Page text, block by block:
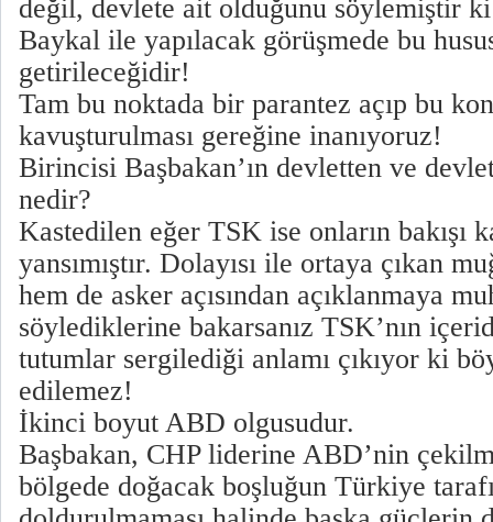
değil, devlete ait olduğunu söylemiştir ki
Baykal ile yapılacak görüşmede bu
getirileceğidir!
Tam bu noktada bir parantez açıp bu
kavuşturulması gereğine inanıyoruz!
Birincisi Başbakan’ın devletten ve
nedir?
Kastedilen eğer TSK ise onların bakışı
yansımıştır. Dolayısı ile ortaya çıkan
hem de asker açısından açıklanmaya
söylediklerine bakarsanız TSK’nın
tutumlar sergilediği anlamı çıkıyor ki
edilemez!
İkinci boyut ABD olgusudur.
Başbakan, CHP liderine ABD’nin
bölgede doğacak boşluğun Türkiye